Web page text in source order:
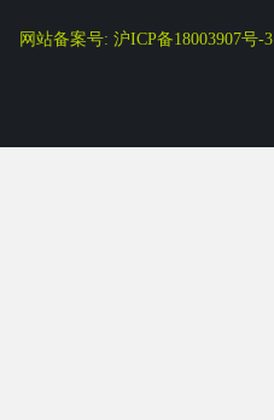
网站备案号: 沪ICP备18003907号-3